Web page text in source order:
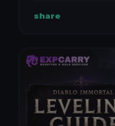
verschwenden.
share